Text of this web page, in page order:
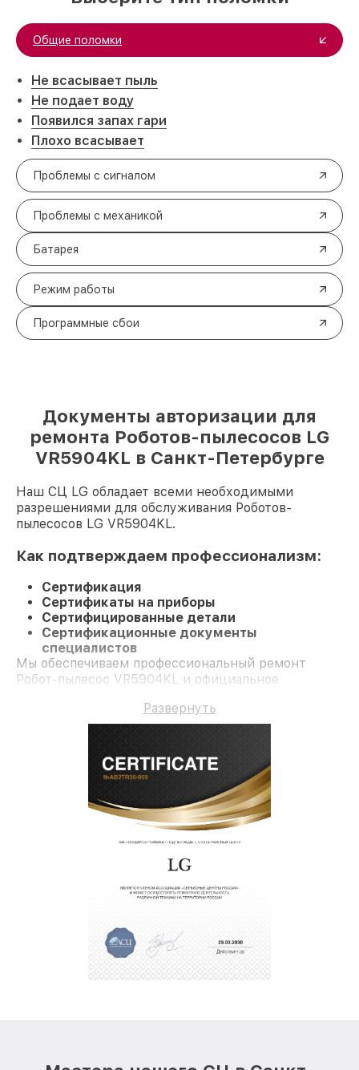
Общие поломки
Не всасывает пыль
Не подает воду
Появился запах гари
Плохо всасывает
Проблемы с сигналом
Проблемы с механикой
Батарея
Режим работы
Программные сбои
Документы авторизации для
ремонта Роботов-пылесосов LG
VR5904KL в Санкт-Петербурге
Наш СЦ LG обладает всеми необходимыми
разрешениями для обслуживания Роботов-
пылесосов LG VR5904KL.
Как подтверждаем профессионализм:
Сертификация
Сертификаты на приборы
Сертифицированные детали
Сертификационные документы
специалистов
Мы обеспечиваем профессиональный ремонт
Робот-пылесос VR5904KL и официальное
Развернуть